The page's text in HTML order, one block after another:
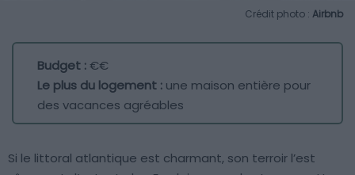
Crédit photo : Airbnb
Budget :€€
Le plus du logement : une maison entière pour
des vacances agréables
Si le littoral atlantique est charmant, son terroir l’est